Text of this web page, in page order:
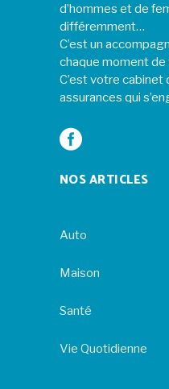
d’hommes et de
différemment…
C’est un
chaque moment
C’est votre cabinet
assurances qui
NOS ARTICLES
Auto
Maison
Santé
Vie Quotidienne